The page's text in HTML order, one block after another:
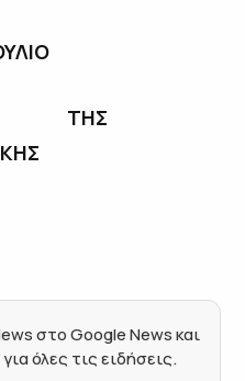
στο Google News και
όλες τις ειδήσεις.